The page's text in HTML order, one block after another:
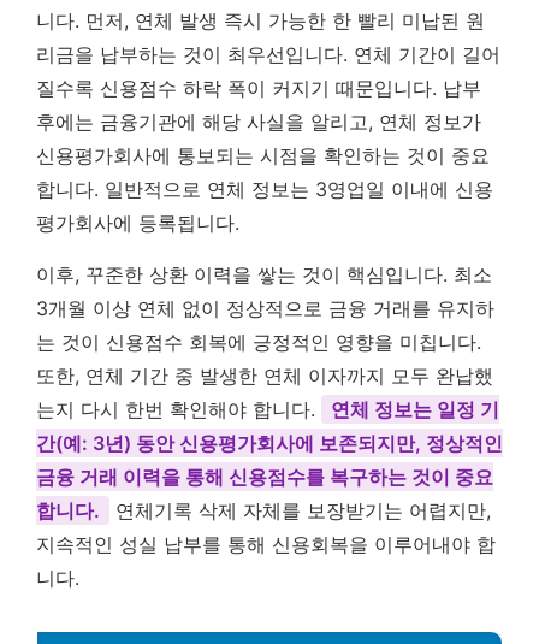
니다. 먼저, 연체 발생 즉시 가능한 한 빨리 미납된 원
리금을 납부하는 것이 최우선입니다. 연체 기간이 길어
질수록 신용점수 하락 폭이 커지기 때문입니다. 납부
후에는 금융기관에 해당 사실을 알리고, 연체 정보가
신용평가회사에 통보되는 시점을 확인하는 것이 중요
합니다. 일반적으로 연체 정보는 3영업일 이내에 신용
평가회사에 등록됩니다.
이후, 꾸준한 상환 이력을 쌓는 것이 핵심입니다. 최소
3개월 이상 연체 없이 정상적으로 금융 거래를 유지하
는 것이 신용점수 회복에 긍정적인 영향을 미칩니다.
또한, 연체 기간 중 발생한 연체 이자까지 모두 완납했
는지 다시 한번 확인해야 합니다.
연체 정보는 일정 기
간(예: 3년) 동안 신용평가회사에 보존되지만, 정상적인
금융 거래 이력을 통해 신용점수를 복구하는 것이 중요
합니다.
연체기록 삭제 자체를 보장받기는 어렵지만,
지속적인 성실 납부를 통해 신용회복을 이루어내야 합
니다.